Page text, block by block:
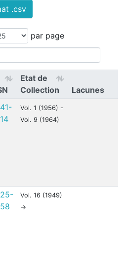
.csv
par page
Etat de
Collection
Lacunes
Vol. 1 (1956) -
Vol. 9 (1964)
Vol. 16 (1949)
->